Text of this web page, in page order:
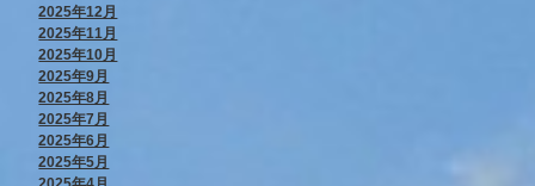
2025年12月
2025年11月
2025年10月
2025年9月
2025年8月
2025年7月
2025年6月
2025年5月